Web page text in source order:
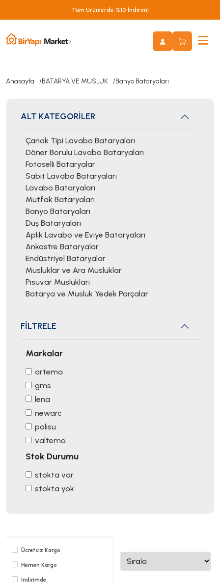
Tüm Ürünlerde %10 İndirim!
Anasayfa BATARYA VE MUSLUK Banyo Bataryaları
ALT KATEGORİLER
Çanak Tipi Lavabo Bataryaları
Döner Borulu Lavabo Bataryaları
Fotoselli Bataryalar
Sabit Lavabo Bataryaları
Lavabo Bataryaları
Mutfak Bataryaları
Banyo Bataryaları
Duş Bataryaları
Aplik Lavabo ve Eviye Bataryaları
Ankastre Bataryalar
Endüstriyel Bataryalar
Musluklar ve Ara Musluklar
Pisuvar Muslukları
Batarya ve Musluk Yedek Parçalar
FİLTRELE
Markalar
artema
gms
lena
newarc
polisu
valtemo
Stok Durumu
stokta var
stokta yok
Ücretsiz Kargo
Hemen Kargo
İndirimde